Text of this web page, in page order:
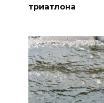
триатлона